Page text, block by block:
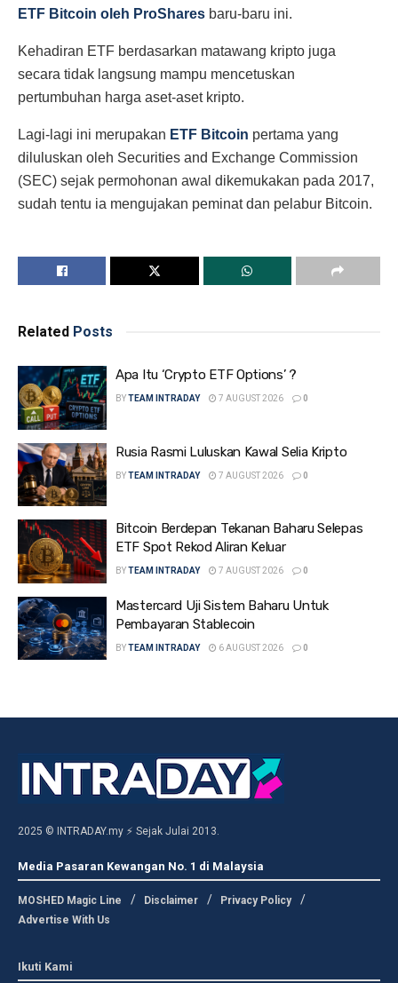
ETF Bitcoin oleh ProShares baru-baru ini.
Kehadiran ETF berdasarkan matawang kripto juga
secara tidak langsung mampu mencetuskan
pertumbuhan harga aset-aset kripto.
Lagi-lagi ini merupakan ETF Bitcoin pertama yang
diluluskan oleh Securities and Exchange Commission
(SEC) sejak permohonan awal dikemukakan pada 2017,
sudah tentu ia mengujakan peminat dan pelabur Bitcoin.
Related Posts
Apa Itu ‘Crypto ETF Options’ ?
BYTEAM INTRADAY 7 AUGUST 2026 0
Rusia Rasmi Luluskan Kawal Selia Kripto
BYTEAM INTRADAY 7 AUGUST 2026 0
Bitcoin Berdepan Tekanan Baharu Selepas
ETF Spot Rekod Aliran Keluar
BYTEAM INTRADAY 7 AUGUST 2026 0
Mastercard Uji Sistem Baharu Untuk
Pembayaran Stablecoin
BYTEAM INTRADAY 6 AUGUST 2026 0
2025 © INTRADAY.my ⚡ Sejak Julai 2013.
Media Pasaran Kewangan No. 1 di Malaysia
MOSHED Magic Line Disclaimer
Privacy Policy
Advertise With Us
Ikuti Kami